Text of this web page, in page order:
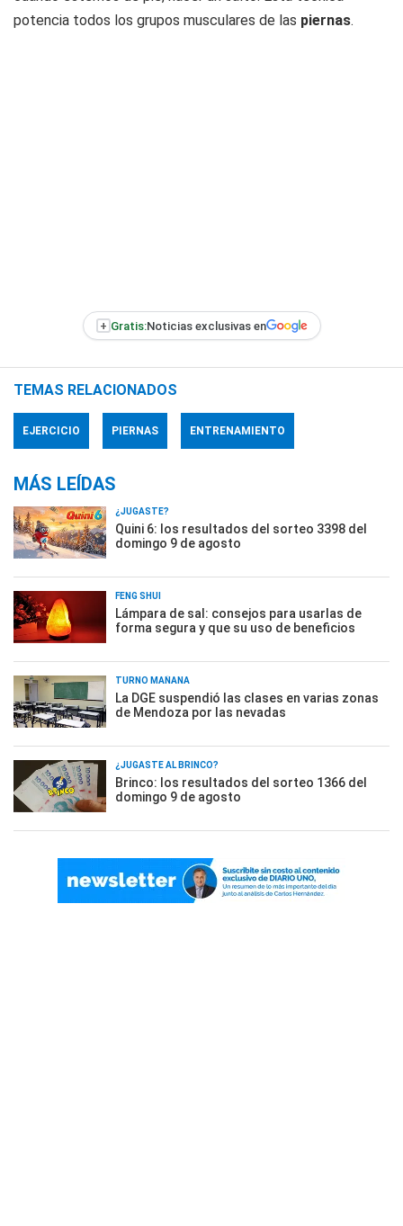
potencia todos los grupos musculares de las piernas.
+ Gratis:Noticias exclusivas en
TEMAS RELACIONADOS
EJERCICIO PIERNAS ENTRENAMIENTO
MÁS LEÍDAS
¿JUGASTE?
Quini 6: los resultados del sorteo 3398 del
domingo 9 de agosto
FENG SHUI
Lámpara de sal: consejos para usarlas de
forma segura y que su uso de beneficios
TURNO MAÑANA
La DGE suspendió las clases en varias zonas
de Mendoza por las nevadas
¿JUGASTE AL BRINCO?
Brinco: los resultados del sorteo 1366 del
domingo 9 de agosto